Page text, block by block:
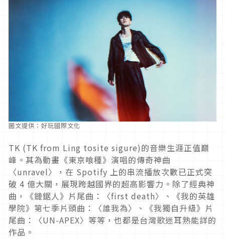
圖文提供：好玩國際文化
TK (TK from Ling tosite sigure)的音樂生涯正值巔
峰。其為動畫《東京喰種》演唱的傳奇神曲
〈unravel〉，在 Spotify 上的串流播放次數已正式突
破 4 億大關，展現跨越國界的超高影響力。除了經典神
曲，《鏈鋸人》片尾曲：〈first death〉、《我的英雄
學院》第七季片頭曲：〈誰我為〉、《我獨自升級》片
尾曲：〈UN-APEX〉等等，也都是台灣歌迷耳熟能詳的
作品。